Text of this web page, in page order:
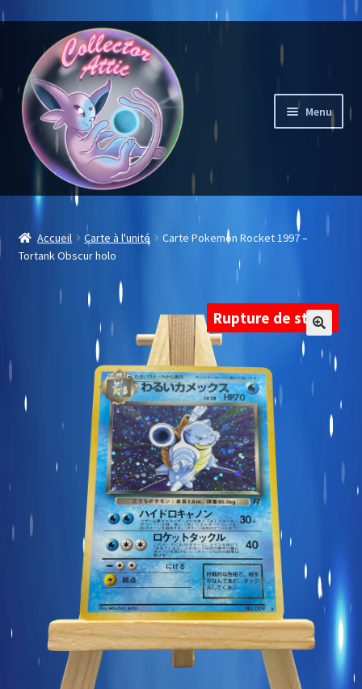
navigation
contenu
Menu
Mon compte
Liste des souhaits
Notre sélection
Carte à l’unité
Carte commune
Display et produits scellés
Goodies et autres
Sleeve à l’unité
Précommandes
Accueil Carte à l'unité
Carte Pokemon Rocket 1997 –
Tortank Obscur holo
🔍
Rupture de stock